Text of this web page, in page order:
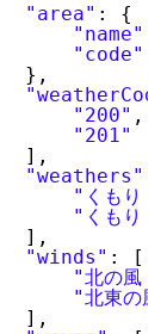
"area" : {
"name"
"code"
},
"200" ,
"201"
],
"weathers"
"くもり　
"くもり
],
"winds" : [
"北の風　
"北東の風
],